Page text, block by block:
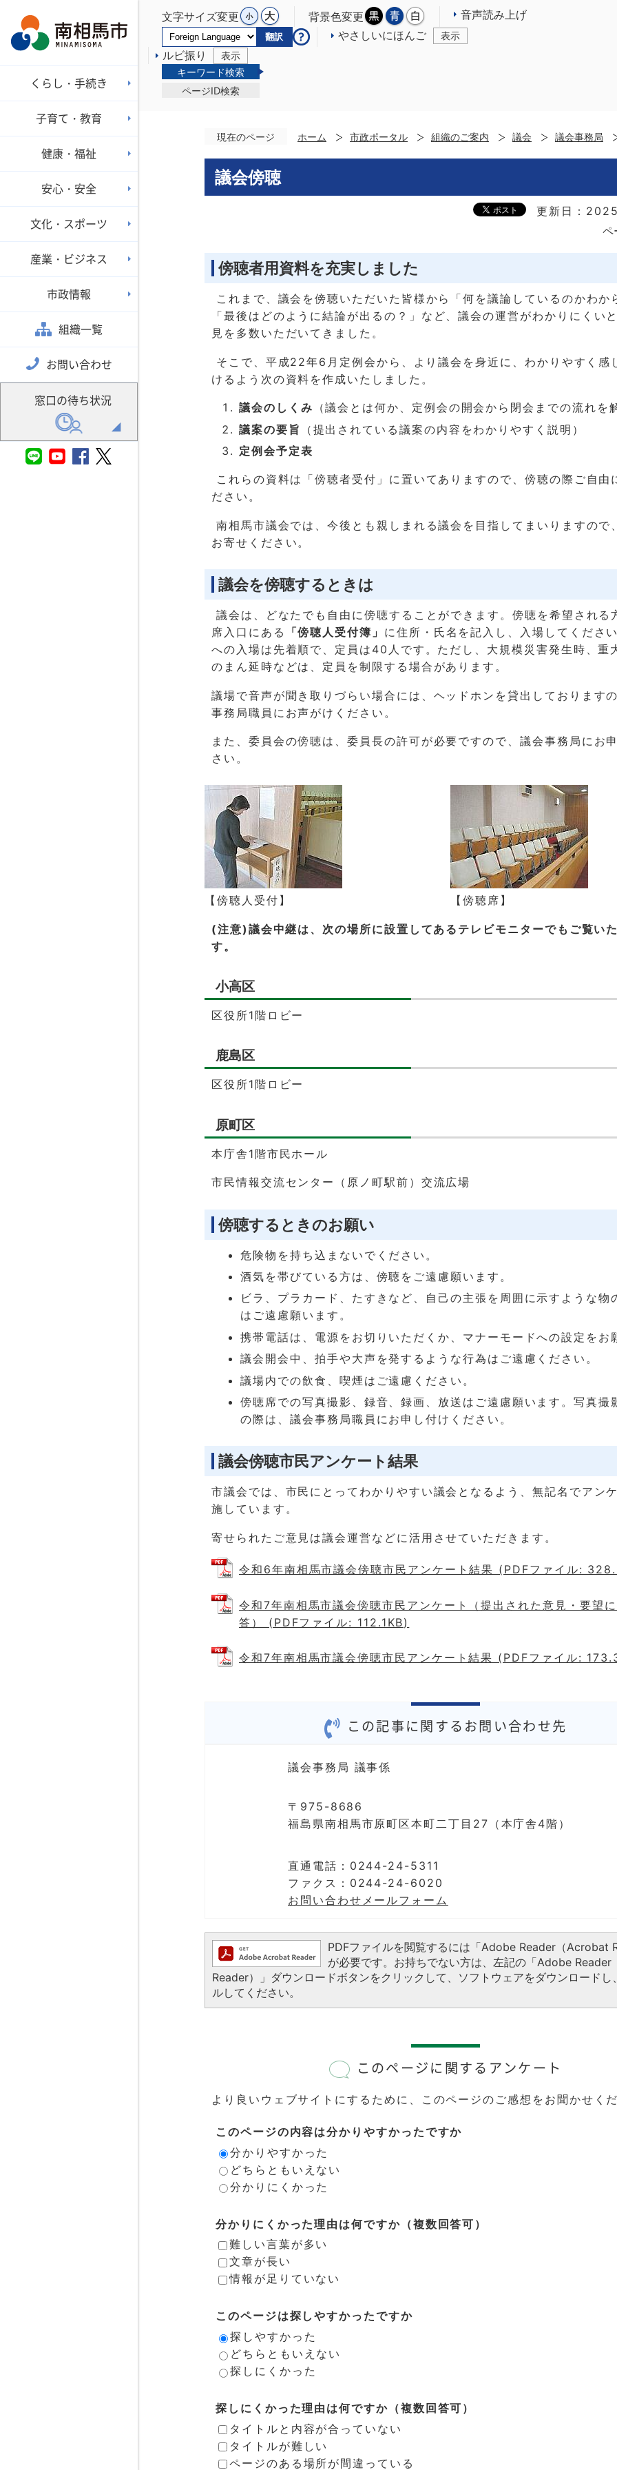
文字サイズ変更 背景色変更 音声読み上げ
翻訳 やさしいにほんご 表示
ルビ振り
表示
キーワード検索
ページID検索
くらし・手続き
子育て・教育
健康・福祉
安心・安全
文化・スポーツ
産業・ビジネス
市政情報
組織一覧
お問い合わせ
窓口の待ち状況
現在のページ ホーム 市政ポータル 組織のご案内 議会 議会事務局
議会傍聴
更新日：
ペ
傍聴者用資料を充実しました
これまで、議会を傍聴いただいた皆様から「何を議論しているのかわか
「最後はどのように結論が出るの？」など、議会の運営がわかりにくい
見を多数いただいてきました。
そこで、平成22年6月定例会から、より議会を身近に、わかりやすく感
けるよう次の資料を作成いたしました。
議会のしくみ （議会とは何か、定例会の開会から閉会までの流れを
議案の要旨
（提出されている議案の内容をわかりやすく説明）
定例会予定表
これらの資料は「傍聴者受付」に置いてありますので、傍聴の際ご自由
ださい。
南相馬市議会では、今後とも親しまれる議会を目指してまいりますので
お寄せください。
議会を傍聴するときは
議会は、どなたでも自由に傍聴することができます。傍聴を希望される
席入口にある
「傍聴人受付簿」 に住所・氏名を記入し、入場してくださ
への入場は先着順で、定員は40人です。ただし、大規模災害発生時、重
のまん延時などは、定員を制限する場合があります。
議場で音声が聞き取りづらい場合には、ヘッドホンを貸出しております
事務局職員にお声がけください。
また、委員会の傍聴は、委員長の許可が必要ですので、議会事務局にお
さい。
【傍聴人受付】 【傍聴席】
(注意)議会中継は、次の場所に設置してあるテレビモニターでもご覧い
す。
小高区
区役所1階ロビー
鹿島区
区役所1階ロビー
原町区
本庁舎1階市民ホール
市民情報交流センター（原ノ町駅前）交流広場
傍聴するときのお願い
危険物を持ち込まないでください。
酒気を帯びている方は、傍聴をご遠慮願います。
ビラ、プラカード、たすきなど、自己の主張を周囲に示すような物
はご遠慮願います。
携帯電話は、電源をお切りいただくか、マナーモードへの設定をお
議会開会中、拍手や大声を発するような行為はご遠慮ください。
議場内での飲食、喫煙はご遠慮ください。
傍聴席での写真撮影、録音、録画、放送はご遠慮願います。写真撮
の際は、議会事務局職員にお申し付けください。
議会傍聴市民アンケート結果
市議会では、市民にとってわかりやすい議会となるよう、無記名でアン
施しています。
寄せられたご意見は議会運営などに活用させていただきます。
令和6年南相馬市議会傍聴市民アンケート結果 (PDFファイル:
令和7年南相馬市議会傍聴市民アンケート（提出された意見・要望
答） (PDFファイル: 112.1KB)
令和7年南相馬市議会傍聴市民アンケート結果 (PDFファイル:
この記事に関するお問い合わせ先
議会事務局 議事係
〒975-8686
福島県南相馬市原町区本町二丁目27（本庁舎4階）
直通電話：0244-24-5311
ファクス：0244-24-6020
お問い合わせメールフォーム
PDFファイルを閲覧するには「Adobe Reader（Acrobat
が必要です。お持ちでない方は、左記の「Adobe
Reader）」ダウンロードボタンをクリックして、ソフトウェアをダウンロードし
ルしてください。
このページに関するアンケート
より良いウェブサイトにするために、このページのご感想をお聞かせく
このページの内容は分かりやすかったですか
分かりやすかった
どちらともいえない
分かりにくかった
分かりにくかった理由は何ですか（複数回答可）
難しい言葉が多い
文章が長い
情報が足りていない
このページは探しやすかったですか
探しやすかった
どちらともいえない
探しにくかった
探しにくかった理由は何ですか（複数回答可）
タイトルと内容が合っていない
タイトルが難しい
ページのある場所が間違っている